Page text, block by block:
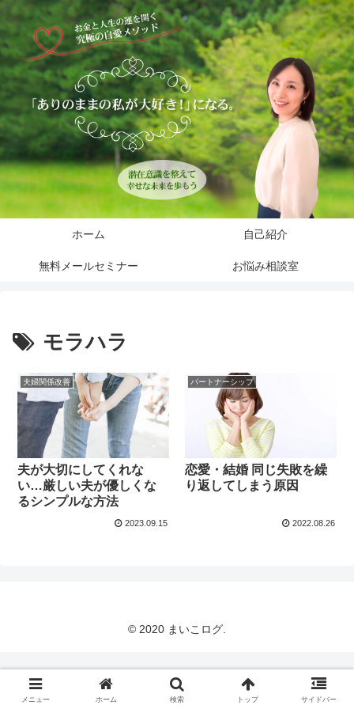
ホーム 自己紹介
無料メールセミナー お悩み相談室
モラハラ
夫婦関係改善
夫が大切にしてくれな
い…厳しい夫が優しくな
るシンプルな方法
2023.09.15
パートナーシップ
恋愛・結婚 同じ失敗を繰
り返してしまう原因
2022.08.26
© 2020 まいこログ.
メニュー ホーム 検索 トップ サイドバー